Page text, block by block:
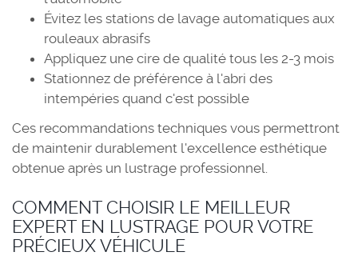
Évitez les stations de lavage automatiques aux
rouleaux abrasifs
Appliquez une cire de qualité tous les 2-3 mois
Stationnez de préférence à l'abri des
intempéries quand c'est possible
Ces recommandations techniques vous permettront
de maintenir durablement l'excellence esthétique
obtenue après un lustrage professionnel.
COMMENT CHOISIR LE MEILLEUR
EXPERT EN LUSTRAGE POUR VOTRE
PRÉCIEUX VÉHICULE